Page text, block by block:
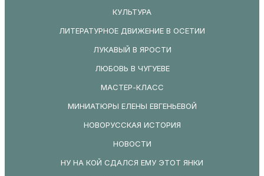
КУЛЬТУРА
ЛИТЕРАТУРНОЕ ДВИЖЕНИЕ В ОСЕТИИ
ЛУКАВЫЙ В ЯРОСТИ
ЛЮБОВЬ В ЧУГУЕВЕ
МАСТЕР-КЛАСС
МИНИАТЮРЫ ЕЛЕНЫ ЕВГЕНЬЕВОЙ
НОВОРУССКАЯ ИСТОРИЯ
НОВОСТИ
НУ НА КОЙ СДАЛСЯ ЕМУ ЭТОТ ЯНКИ